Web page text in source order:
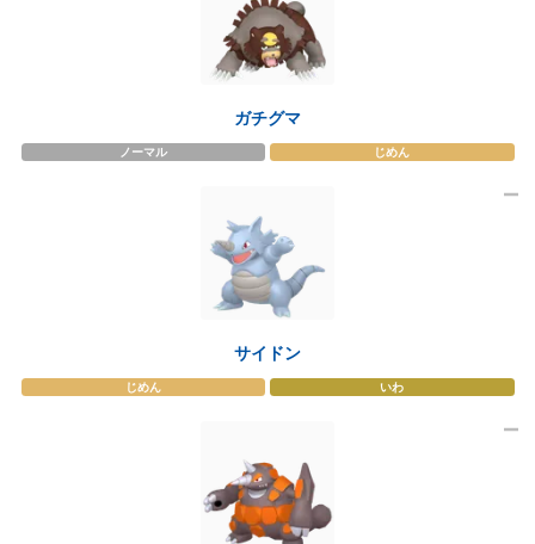
ガチグマ
ノーマル じめん
サイドン
じめん いわ